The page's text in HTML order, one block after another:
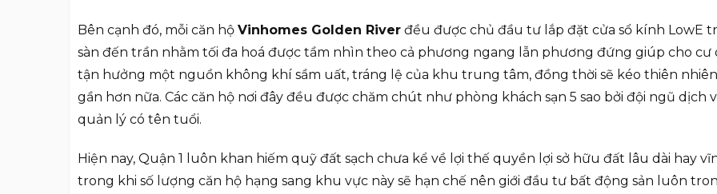
Bên cạnh đó, mỗi căn hộ Vinhomes Golden River đều được chủ đầu tư lắp đặt cửa sổ kính LowE
sàn đến trần nhằm tối đa hoá được tầm nhìn theo cả phương ngang lẫn phương đứng giúp cho cư
tận hưởng một nguồn không khí sầm uất, tráng lệ của khu trung tâm, đồng thời sẽ kéo thiên
gần hơn nữa. Các căn hộ nơi đây đều được chăm chút như phòng khách sạn 5 sao bởi đội ngũ dịch
quản lý có tên tuổi.
Hiện nay, Quận 1 luôn khan hiếm quỹ đất sạch chưa kể về lợi thế quyền lợi sở hữu đất lâu dài hay
trong khi số lượng căn hộ hạng sang khu vực này sẽ hạn chế nên giới đầu tư bất động sản luôn